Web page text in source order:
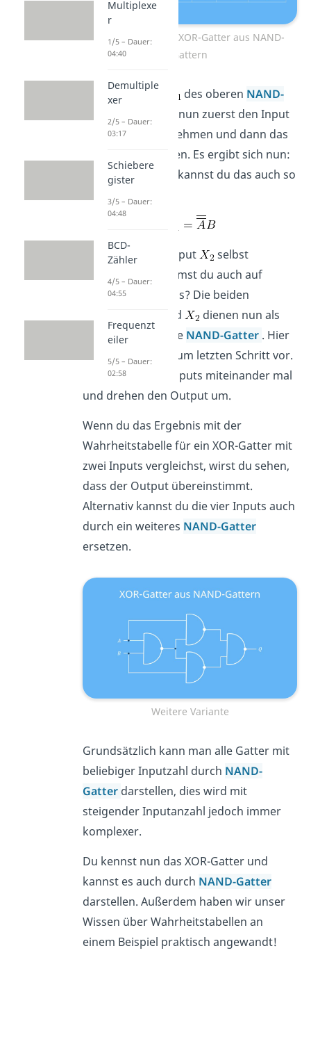
Wahrheitstabelle XOR-Gatter aus NAND-
Gattern
Für den Output des oberen NAND-
musst du nun zuerst den Input
miteinander malnehmen und dann das
Ergebnis umdrehen. Es ergibt sich nun:
1011. Algebraisch kannst du das auch so
ausdrücken:
Versuche nun Output
selbst
aufzustellen. Kommst du auch auf
folgendes Ergebnis? Die beiden
und
dienen nun als
Input für das letzte NAND-Gatter . Hier
gehst du analog zum letzten Schritt vor.
Wir nehmen die Inputs miteinander mal
und drehen den Output um.
Wenn du das Ergebnis mit der
Wahrheitstabelle für ein XOR-Gatter mit
zwei Inputs vergleichst, wirst du sehen,
dass der Output übereinstimmt.
Alternativ kannst du die vier Inputs auch
durch ein weiteres NAND-Gatter
ersetzen.
Weitere Variante
Grundsätzlich kann man alle Gatter mit
beliebiger Inputzahl durch NAND-
Gatter darstellen, dies wird mit
steigender Inputanzahl jedoch immer
komplexer.
Du kennst nun das XOR-Gatter und
kannst es auch durch NAND-Gatter
darstellen. Außerdem haben wir unser
Wissen über Wahrheitstabellen an
einem Beispiel praktisch angewandt!
Multiplexe
r
1/5 – Dauer:
04:40
Demultiple
xer
2/5 – Dauer:
03:17
Schiebere
gister
3/5 – Dauer:
04:48
BCD-
Zähler
4/5 – Dauer:
04:55
Frequenzt
eiler
5/5 – Dauer:
02:58